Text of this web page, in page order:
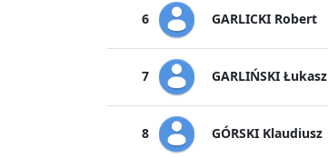
6 GARLICKI Robert
7 GARLIŃSKI Łukasz
8 GÓRSKI Klaudiusz